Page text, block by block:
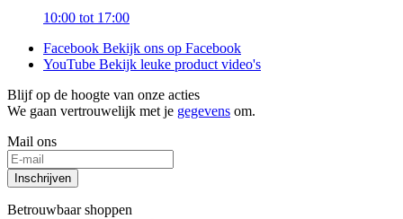
10:00 tot 17:00
Facebook Bekijk ons op Facebook
YouTube Bekijk leuke product video's
Blijf op de hoogte van onze acties
We gaan vertrouwelijk met je gegevens om.
Mail ons
Inschrijven
Betrouwbaar shoppen